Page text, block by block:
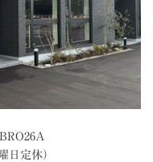
日定休）